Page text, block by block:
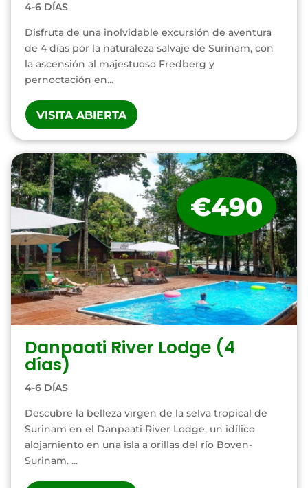
4-6 DÍAS
Disfruta de una inolvidable excursión de aventura
de 4 días por la naturaleza salvaje de Surinam, con
la ascensión al majestuoso Fredberg y
pernoctación en...
VISITA ABIERTA
Danpaati River Lodge (4
días)
4-6 DÍAS
Descubre la belleza virgen de la selva tropical de
Surinam en el Danpaati River Lodge, un idílico
alojamiento en una isla a orillas del río Boven-
Surinam. ...
€490